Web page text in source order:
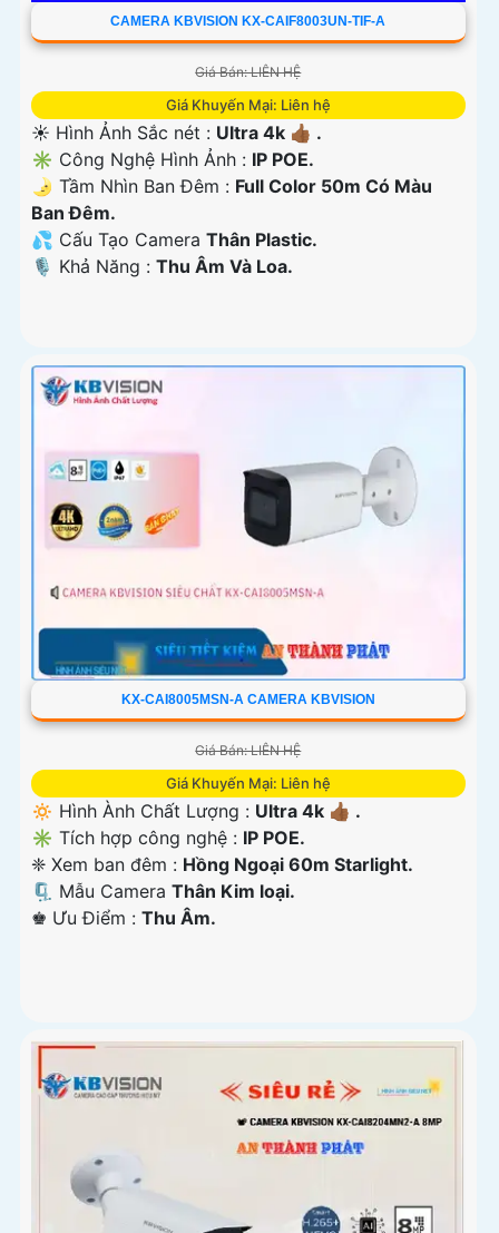
CAMERA KBVISION KX-CAIF8003UN-TIF-A
Giá Bán: LIÊN HỆ
Giá Khuyến Mại: Liên hệ
☀️ Hình Ảnh Sắc nét : Ultra 4k 👍🏾 .
✳️ Công Nghệ Hình Ảnh : IP POE.
🌛 Tầm Nhìn Ban Đêm : Full Color 50m Có Màu
Ban Ðêm.
💦 Cấu Tạo Camera Thân Plastic.
️🎙 Khả Năng : Thu Âm Và Loa.
KX-CAI8005MSN-A CAMERA KBVISION
Giá Bán: LIÊN HỆ
Giá Khuyến Mại: Liên hệ
🔅 Hình Ành Chất Lượng : Ultra 4k 👍🏾 .
✳️ Tích hợp công nghệ : IP POE.
❈ Xem ban đêm : Hồng Ngoại 60m Starlight.
🗜️ Mẫu Camera Thân Kim loại.
️♚ Ưu Điểm : Thu Âm.